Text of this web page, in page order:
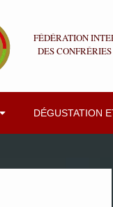
FÉDÉRATION
DES
DÉGUSTATION